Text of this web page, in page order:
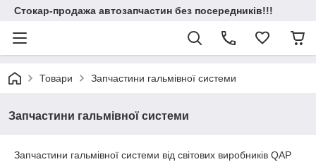
Стокар-продажа автозапчастин без посередників!!!
Товари Запчастини гальмівної системи
Запчастини гальмівної системи
Запчастини гальмівної системи від світових виробників QAP